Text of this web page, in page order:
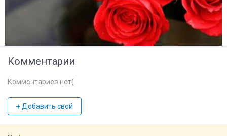
Комментарии
Комментариев нет(
Добавить свой